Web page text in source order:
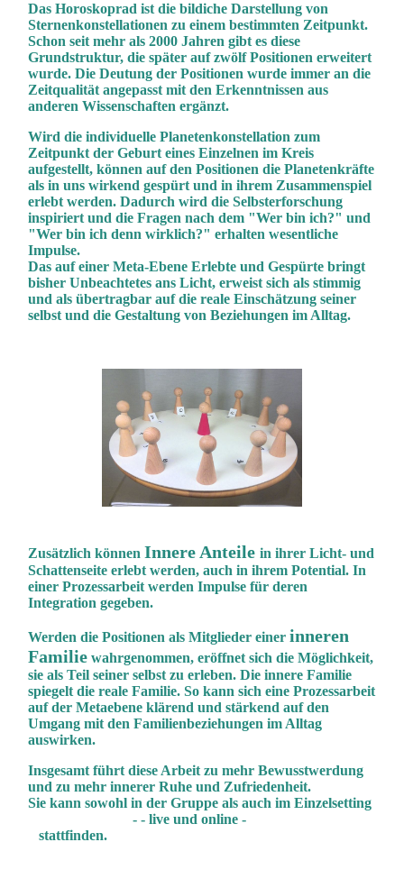
Das Horoskoprad ist die bildiche Darstellung von
Sternenkonstellationen zu einem bestimmten Zeitpunkt.
Schon seit mehr als 2000 Jahren gibt es diese
Grundstruktur, die später auf zwölf Positionen erweitert
wurde. Die Deutung der Positionen wurde immer an die
Zeitqualität angepasst mit den Erkenntnissen aus
anderen Wissenschaften ergänzt.
Wird die individuelle Planetenkonstellation zum
Zeitpunkt der Geburt eines Einzelnen im Kreis
aufgestellt, können auf den Positionen die Planetenkräfte
als in uns wirkend gespürt und in ihrem Zusammenspiel
erlebt werden. Dadurch wird die Selbsterforschung
inspiriert und die Fragen nach dem "Wer bin ich?" und
"Wer bin ich denn wirklich?" erhalten wesentliche
Impulse.
Das auf einer Meta-Ebene Erlebte und Gespürte bringt
bisher Unbeachtetes ans Licht, erweist sich als stimmig
und als übertragbar auf die reale Einschätzung seiner
selbst und die Gestaltung von Beziehungen im Alltag.
Zusätzlich können Innere Anteile in ihrer Licht- und
Schattenseite erlebt werden, auch in ihrem Potential. In
einer Prozessarbeit werden Impulse für deren
Integration gegeben.
Werden die Positionen als Mitglieder einerinneren
Familie wahrgenommen, eröffnet sich die Möglichkeit,
sie als Teil seiner selbst zu erleben. Die innere Familie
spiegelt die reale Familie. So kann sich eine Prozessarbeit
auf der Metaebene klärend und stärkend auf den
Umgang mit den Familienbeziehungen im Alltag
auswirken.
Insgesamt führt diese Arbeit zu mehr Bewusstwerdung
und zu mehr innerer Ruhe und Zufriedenheit.
Sie kann sowohl in der Gruppe als auch im Einzelsetting
- - live und online -
stattfinden.